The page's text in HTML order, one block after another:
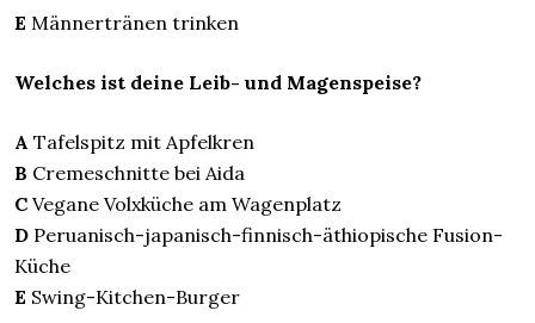
E Männertränen trinken
Welches ist deine Leib- und Magenspeise?
A Tafelspitz mit Apfelkren
B Cremeschnitte bei Aida
C Vegane Volxküche am Wagenplatz
D Peruanisch-japanisch-finnisch-äthiopische Fusion-
Küche
E Swing-Kitchen-Burger